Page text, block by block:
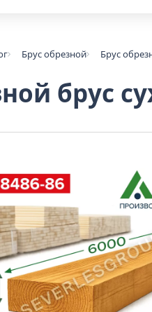
Брус обрезной Брус
брус